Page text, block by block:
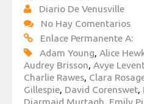
Diario De Venusville
No Hay Comentarios
Enlace Permanente A:
Adam Young, Alice
Audrey Brisson, Avye
Charlie Rawes, Clara
Gillespie, David Corenswet,
Diarmaid Murtagh Emily